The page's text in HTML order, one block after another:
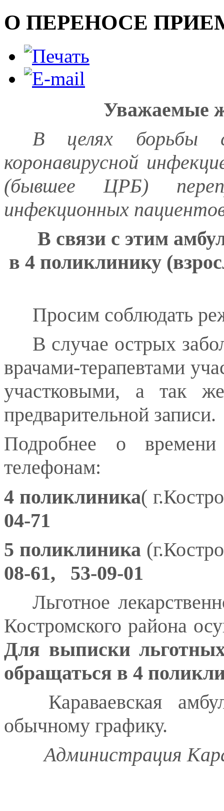
О ПЕРЕНОСЕ
Уважаемые
В целях борьбы с
коронавирусной
(бывшее ЦРБ)
инфекционных
В связи с этим
в 4 поликлинику
Просим соблюдать
В случае острых
врачами-терапевтами
участковыми, а так
предварительной записи.
Подробнее о
телефонам:
4 поликлиника(
04-71
5 поликлиника
08-61, 53-09-01
Льготное
Костромского района
Для выписки
обращаться в 4
Караваевская
обычному графику.
Администрация